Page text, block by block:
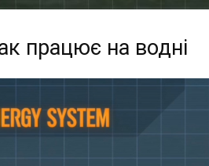
працює на водні